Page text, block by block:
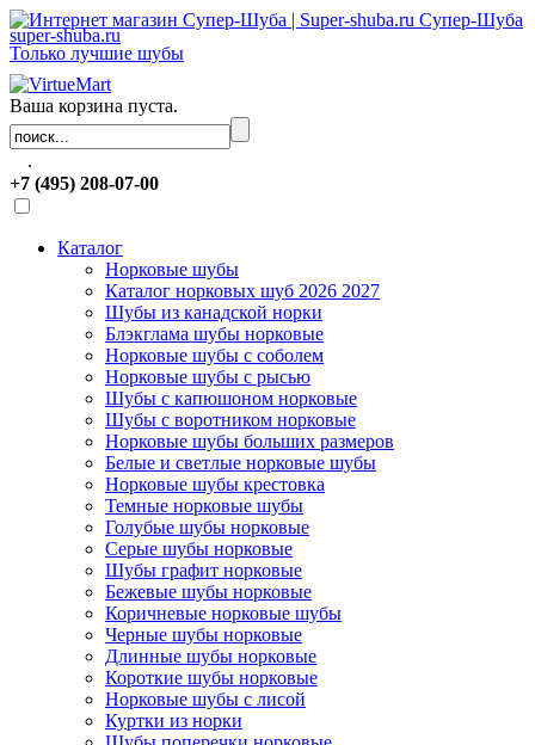
Супер-Шуба
super-shuba.ru
Только лучшие шубы
Ваша корзина пуста.
.
+7 (495) 208-07-00
Каталог
Норковые шубы
Каталог норковых шуб 2026 2027
Шубы из канадской норки
Блэкглама шубы норковые
Норковые шубы с соболем
Норковые шубы с рысью
Шубы с капюшоном норковые
Шубы с воротником норковые
Норковые шубы больших размеров
Белые и светлые норковые шубы
Норковые шубы крестовка
Темные норковые шубы
Голубые шубы норковые
Серые шубы норковые
Шубы графит норковые
Бежевые шубы норковые
Коричневые норковые шубы
Черные шубы норковые
Длинные шубы норковые
Короткие шубы норковые
Норковые шубы с лисой
Куртки из норки